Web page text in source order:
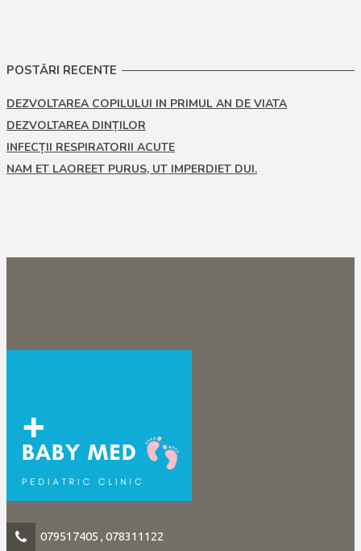
POSTĂRI RECENTE
DEZVOLTAREA COPILULUI IN PRIMUL AN DE VIATA
DEZVOLTAREA DINȚILOR
INFECȚII RESPIRATORII ACUTE
NAM ET LAOREET PURUS, UT IMPERDIET DUI.
079517405 , 078311122